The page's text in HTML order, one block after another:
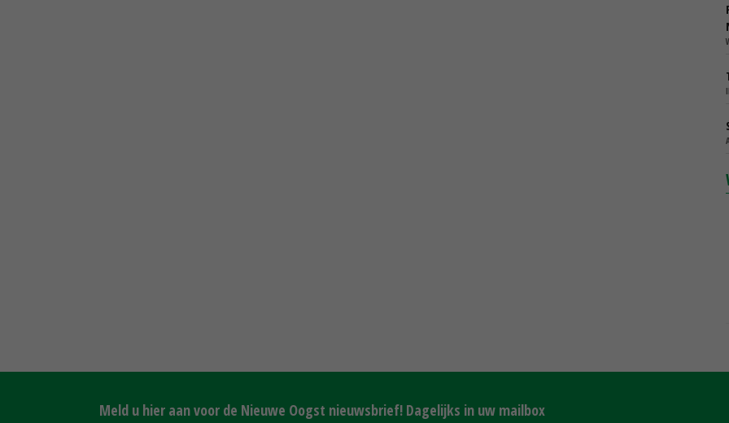
Meld u hier aan voor de Nieuwe Oogst nieuwsbrief! Dagelijks in uw mailbox